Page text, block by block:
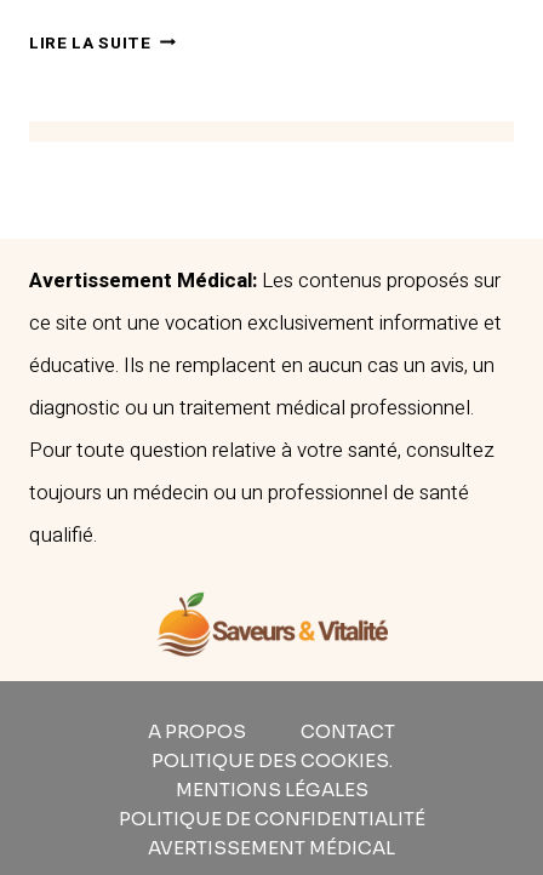
LIRE LA SUITEDÉCOUVREZ
PERTE
CHEZ
LES
40
Avertissement Médical: Les contenus proposés sur
ce site ont une vocation exclusivement informative et
éducative. Ils ne remplacent en aucun cas un avis, un
diagnostic ou un traitement médical professionnel.
Pour toute question relative à votre santé, consultez
toujours un médecin ou un professionnel de santé
qualifié.
A PROPOS
CONTACT
POLITIQUE DES COOKIES.
MENTIONS LÉGALES
POLITIQUE DE CONFIDENTIALITÉ
AVERTISSEMENT MÉDICAL